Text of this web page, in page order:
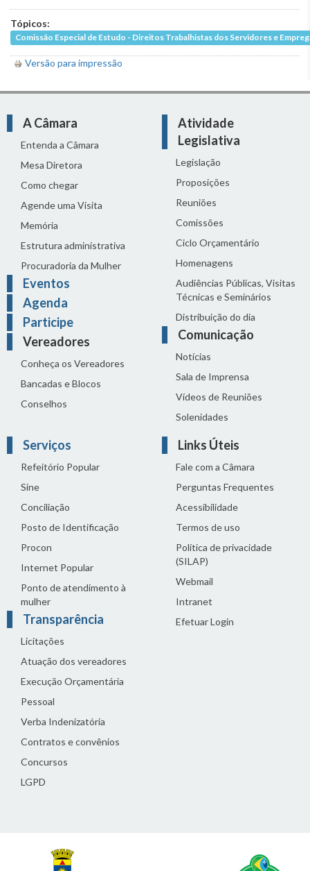
Tópicos:
Comissão Especial de Estudo - Direitos Trabalhistas dos Servidores e
Versão para impressão
A Câmara
Entenda a Câmara
Mesa Diretora
Como chegar
Agende uma Visita
Memória
Estrutura administrativa
Procuradoria da Mulher
Eventos
Agenda
Participe
Vereadores
Conheça os Vereadores
Bancadas e Blocos
Conselhos
Atividade
Legislativa
Legislação
Proposições
Reuniões
Comissões
Ciclo Orçamentário
Homenagens
Audiências Públicas, Visitas
Técnicas e Seminários
Distribuição do dia
Comunicação
Notícias
Sala de Imprensa
Vídeos de Reuniões
Solenidades
Serviços
Refeitório Popular
Sine
Conciliação
Posto de Identificação
Procon
Internet Popular
Ponto de atendimento à
mulher
Transparência
Licitações
Atuação dos vereadores
Execução Orçamentária
Pessoal
Verba Indenizatória
Contratos e convênios
Concursos
LGPD
Links Úteis
Fale com a Câmara
Perguntas Frequentes
Acessibilidade
Termos de uso
Política de privacidade
(SILAP)
Webmail
Intranet
Efetuar Login